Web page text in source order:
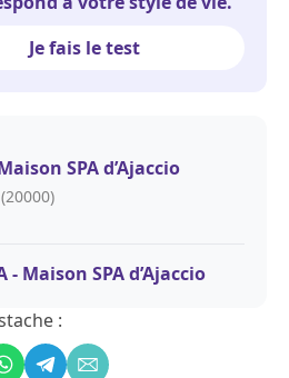
Je fais le test
SPA d’Ajaccio
- Maison SPA d’Ajaccio
: